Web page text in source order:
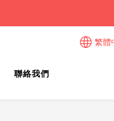
繁體
聯絡我們